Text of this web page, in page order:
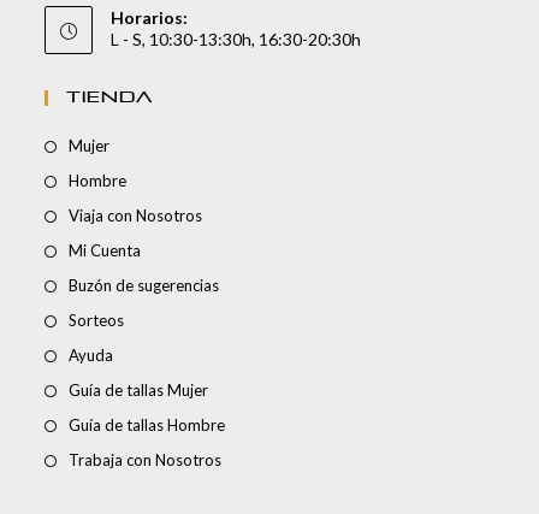
Horarios:
L - S, 10:30-13:30h, 16:30-20:30h
TIENDA
Mujer
Hombre
Viaja con Nosotros
Mi Cuenta
Buzón de sugerencias
Sorteos
Ayuda
Guía de tallas Mujer
Guía de tallas Hombre
Trabaja con Nosotros